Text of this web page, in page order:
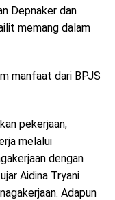
Depnaker dan
memang dalam
manfaat dari BPJS
pekerjaan,
melalui
dengan
Aidina Tryani
Adapun